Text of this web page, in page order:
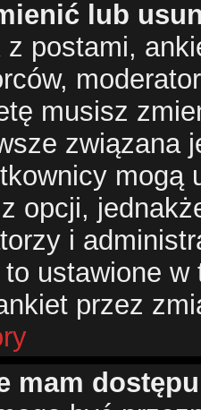
lub
z postami,
musisz
związana
opcji,
i
ustawione
przez
mam